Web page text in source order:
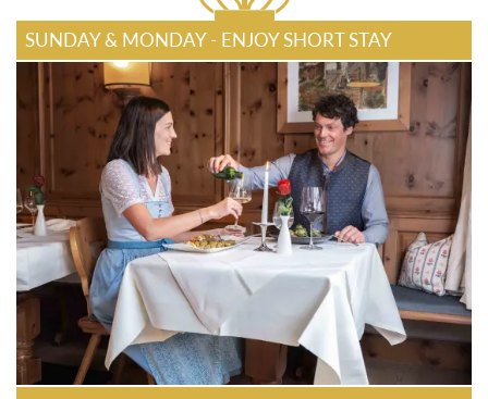
SUNDAY & MONDAY - ENJOY SHORT STAY